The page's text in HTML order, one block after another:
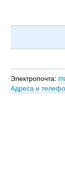
Электропочта:
Адреса и